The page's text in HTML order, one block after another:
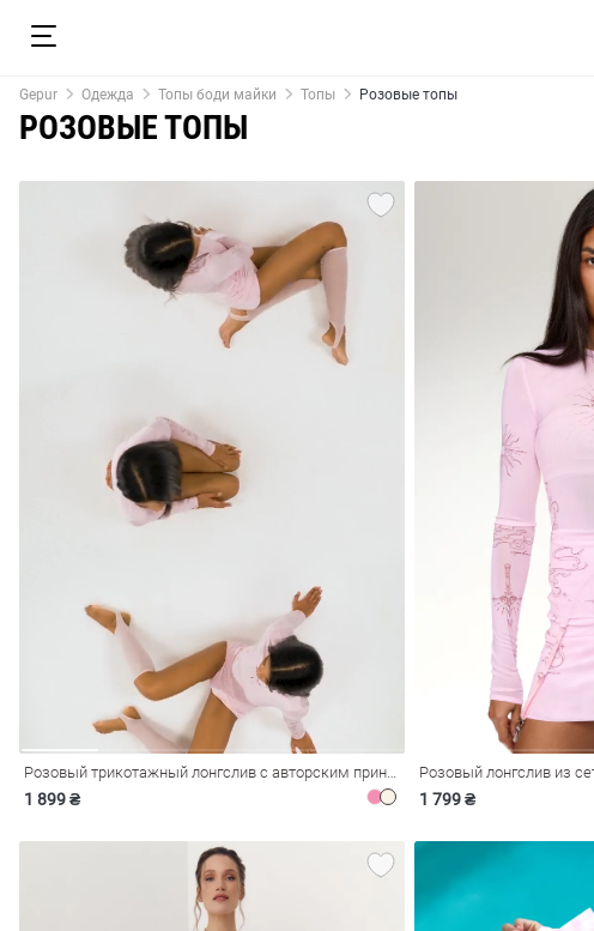
Сарафаны
Gepur Одежда Топы боди майки Топы Розовые топы
РОЗОВЫЕ ТОПЫ
Розовый трикотажный лонгслив с авторским принтом
1 899 ₴
Розовый лонгслив из
1 799 ₴